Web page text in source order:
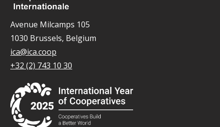
Avenue Milcamps 105
1030 Brussels, Belgium
ica@ica.coop
+32 (2) 743 10 30